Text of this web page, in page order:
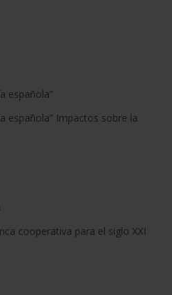
española”
española” Impactos sobre la
cooperativa para el siglo XXI